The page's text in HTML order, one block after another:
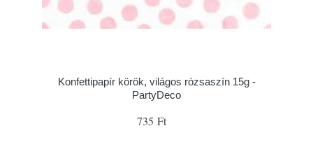
Konfettipapír körök, világos rózsaszín 15g -
PartyDeco
735 Ft